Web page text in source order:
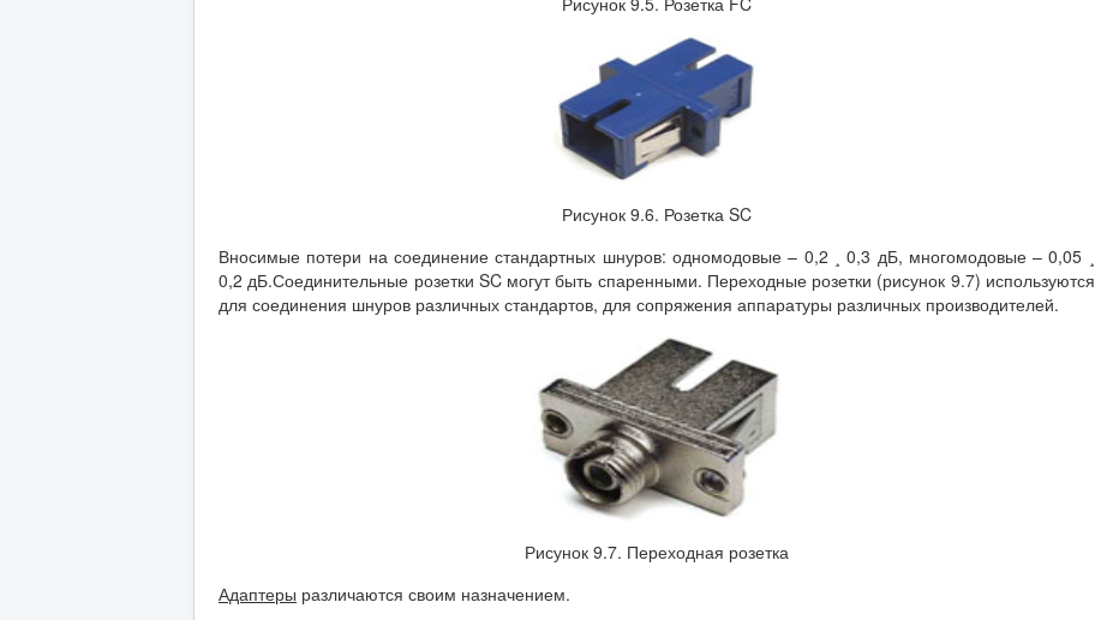
Рисунок 9.6. Розетка SC
Вносимые потери на соединение стандартных шнуров: одномодовые – 0,2 ¸ 0,3 дБ, многомодовые – 0,05 ¸
0,2 дБ.Соединительные розетки SC могут быть спаренными. Переходные розетки (рисунок 9.7) используются
для соединения шнуров различных стандартов, для сопряжения аппаратуры различных производителей.
Рисунок 9.7. Переходная розетка
Адаптеры различаются своим назначением.